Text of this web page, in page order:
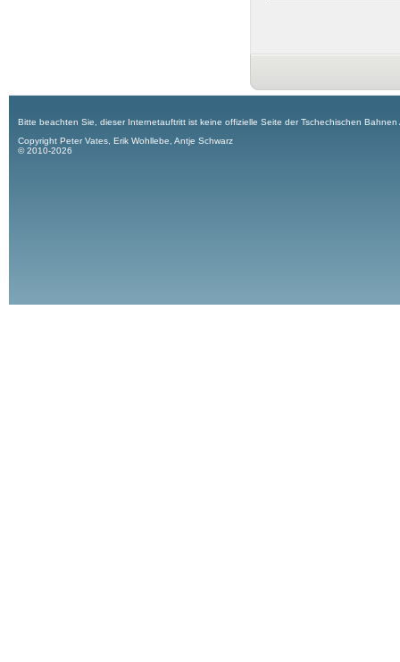
Bitte beachten Sie, dieser Internetauftritt ist keine offizielle Seite der Tschechischen
Copyright Peter Vates, Erik Wohllebe, Antje Schwarz
© 2010-2026